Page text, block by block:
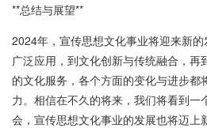
**总结与展望**
2024年，宣传思想文化事业将迎来新
广泛应用，到文化创新与传统融合，再
的文化服务，各个方面的变化与进步都
力。相信在不久的将来，我们将看到一
会，宣传思想文化事业的发展也将迈上